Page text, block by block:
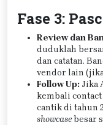
Fase 3:
Review dan
duduklah
dan catatan.
vendor lain
Follow Up:Jika
kembali contact
cantik di tahun
showcasebesar